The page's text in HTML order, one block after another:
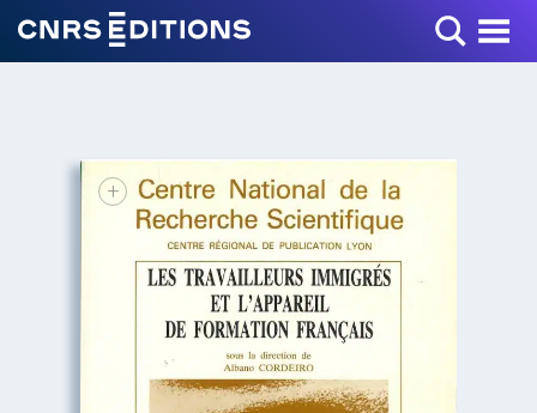
Toggle Menu
+